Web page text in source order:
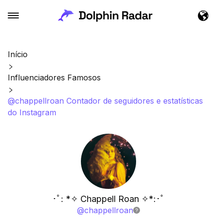
Início
Influenciadores Famosos
@chappellroan Contador de seguidores e estatísticas
do Instagram
･ﾟ: *✧ Chappell Roan ✧*:･ﾟ
@chappellroan